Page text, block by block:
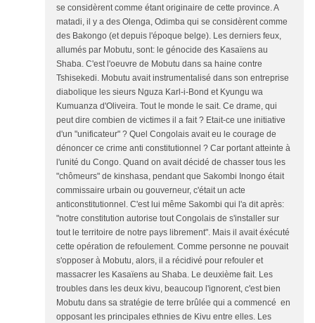
se considèrent comme étant originaire de cette province. A
matadi, il y a des Olenga, Odimba qui se considèrent comme
des Bakongo (et depuis l'époque belge). Les derniers feux,
allumés par Mobutu, sont: le génocide des Kasaïens au
Shaba. C'est l'oeuvre de Mobutu dans sa haine contre
Tshisekedi. Mobutu avait instrumentalisé dans son entreprise
diabolique les sieurs Nguza Karl-i-Bond et Kyungu wa
Kumuanza d'Oliveira. Tout le monde le sait. Ce drame, qui
peut dire combien de victimes il a fait ? Etait-ce une initiative
d'un "unificateur" ? Quel Congolais avait eu le courage de
dénoncer ce crime anti constitutionnel ? Car portant atteinte à
l'unité du Congo. Quand on avait décidé de chasser tous les
"chômeurs" de kinshasa, pendant que Sakombi Inongo était
commissaire urbain ou gouverneur, c'était un acte
anticonstitutionnel. C'est lui même Sakombi qui l'a dit après:
"notre constitution autorise tout Congolais de s'installer sur
tout le territoire de notre pays librement". Mais il avait éxécuté
cette opération de refoulement. Comme personne ne pouvait
s'opposer à Mobutu, alors, il a récidivé pour refouler et
massacrer les Kasaïens au Shaba. Le deuxième fait. Les
troubles dans les deux kivu, beaucoup l'ignorent, c'est bien
Mobutu dans sa stratégie de terre brûlée qui a commencé en
opposant les principales ethnies de Kivu entre elles. Les